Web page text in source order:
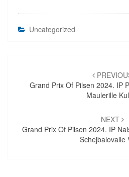
Uncategorized
selaus
Grand Prix Of Pilsen 2024. IP
Maulerille
NEXT
Grand Prix Of Pilsen 2024. IP
Schejbalovalle